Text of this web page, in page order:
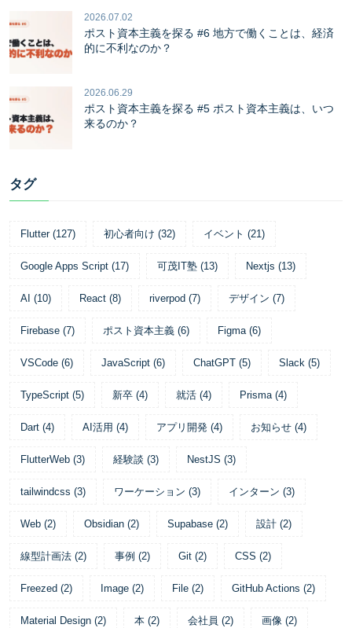
2026.07.02
ポスト資本主義を探る #6 地方で働くことは、経済
的に不利なのか？
2026.06.29
ポスト資本主義を探る #5 ポスト資本主義は、いつ
来るのか？
タグ
Flutter (127) 初心者向け (32) イベント (21)
Google Apps Script (17) 可茂IT塾 (13) Nextjs (13)
AI (10) React (8) riverpod (7) デザイン (7)
Firebase (7) ポスト資本主義 (6) Figma (6)
VSCode (6) JavaScript (6) ChatGPT (5) Slack (5)
TypeScript (5) 新卒 (4) 就活 (4) Prisma (4)
Dart (4) AI活用 (4) アプリ開発 (4) お知らせ (4)
FlutterWeb (3) 経験談 (3) NestJS (3)
tailwindcss (3) ワーケーション (3) インターン (3)
Web (2) Obsidian (2) Supabase (2) 設計 (2)
線型計画法 (2) 事例 (2) Git (2) CSS (2)
Freezed (2) Image (2) File (2) GitHub Actions (2)
Material Design (2) 本 (2) 会社員 (2) 画像 (2)